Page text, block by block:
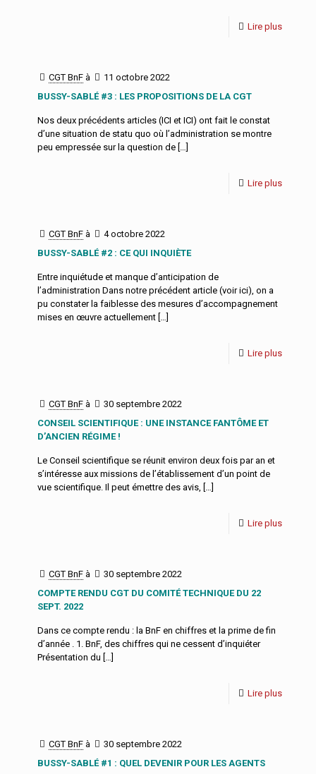
Lire plus
CGT BnF à
11 octobre 2022
BUSSY-SABLÉ #3 : LES PROPOSITIONS DE LA CGT
Nos deux précédents articles (ICI et ICI) ont fait le constat
d’une situation de statu quo où l’administration se montre
peu empressée sur la question de […]
Lire plus
CGT BnF à
4 octobre 2022
BUSSY-SABLÉ #2 : CE QUI INQUIÈTE
Entre inquiétude et manque d’anticipation de
l’administration Dans notre précédent article (voir ici), on a
pu constater la faiblesse des mesures d’accompagnement
mises en œuvre actuellement […]
Lire plus
CGT BnF à
30 septembre 2022
CONSEIL SCIENTIFIQUE : UNE INSTANCE FANTÔME ET
D’ANCIEN RÉGIME !
Le Conseil scientifique se réunit environ deux fois par an et
s’intéresse aux missions de l’établissement d’un point de
vue scientifique. Il peut émettre des avis, […]
Lire plus
CGT BnF à
30 septembre 2022
COMPTE RENDU CGT DU COMITÉ TECHNIQUE DU 22
SEPT. 2022
Dans ce compte rendu : la BnF en chiffres et la prime de fin
d’année . 1. BnF, des chiffres qui ne cessent d’inquiéter
Présentation du […]
Lire plus
CGT BnF à
30 septembre 2022
BUSSY-SABLÉ #1 : QUEL DEVENIR POUR LES AGENTS